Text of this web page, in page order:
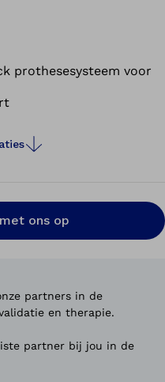
op de elleboogkogel
niet alleen het
kabelbreuk), maar zorgt
look.
prothesesysteem voor
ons op
partners in de
en therapie.
partner bij jou in de